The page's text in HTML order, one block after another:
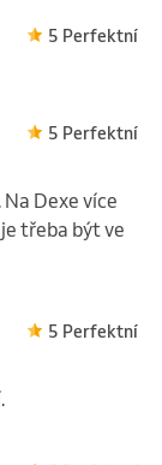
5 Perfektní
5 Perfektní
Dexe více
třeba být ve
5 Perfektní